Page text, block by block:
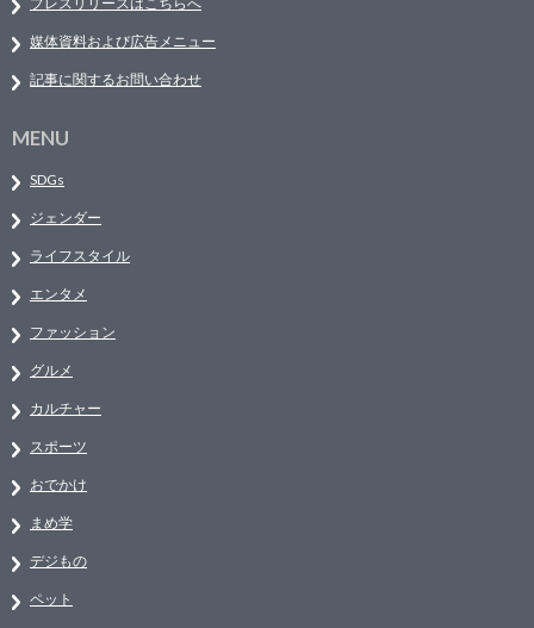
媒体資料および広告メニュー
記事に関するお問い合わせ
MENU
SDGs
ジェンダー
ライフスタイル
エンタメ
ファッション
グルメ
カルチャー
スポーツ
おでかけ
まめ学
デジもの
ペット